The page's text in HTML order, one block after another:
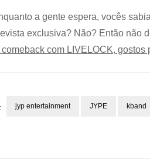
a gente espera, vocês
exclusiva? Não? Então não
comeback com LIVELOCK,
jyp entertainment JYPE kband